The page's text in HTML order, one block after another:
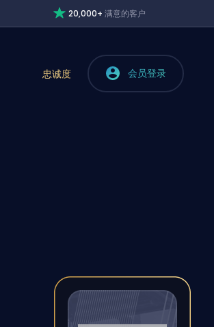
20,000+满意的客户
忠诚度 会员登录